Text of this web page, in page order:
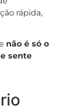
rápida,
não é só o
sente